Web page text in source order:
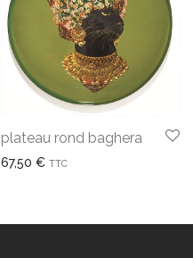
plateau rond baghera
67,50 € TTC